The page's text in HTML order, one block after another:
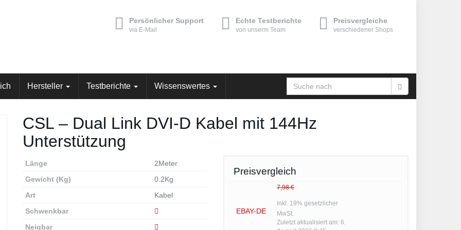
Persönlicher Support
via E-Mail
Echte Testberichte
von unserm Team
Preisvergleiche
verschiedener Shops
Hersteller Testberichte Wissenswertes
CSL – Dual Link DVI-D Kabel mit 144Hz
Unterstützung
Preisvergleich
EBAY-DE
7,98 €
inkl. 19% gesetzlicher
MwSt.
Zuletzt aktualisiert am: 6.
Länge
2Meter
Gewicht (Kg)
0.2Kg
Art
Kabel
Schwenkbar
Neigbar